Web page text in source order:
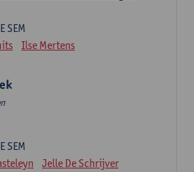
SEM
Ilse Mertens
SEM
Jelle De Schrijver